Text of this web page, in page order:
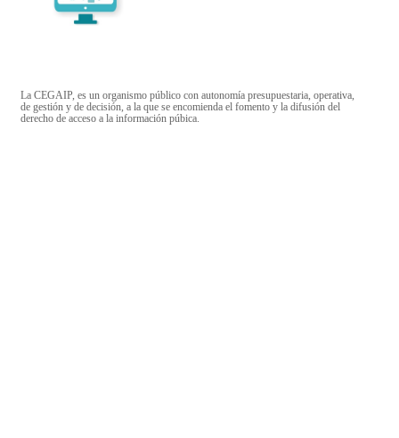
La CEGAIP, es un organismo público con autonomía presupuestaria, operativa,
de gestión y de decisión, a la que se encomienda el fomento y la difusión del
derecho de acceso a la información púbica.